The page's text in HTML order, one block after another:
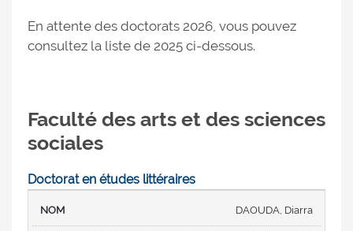
En attente des doctorats 2026, vous pouvez
consultez la liste de 2025 ci-dessous.
Faculté des arts et des sciences
sociales
Doctorat en études littéraires
DAOUDA, Diarra